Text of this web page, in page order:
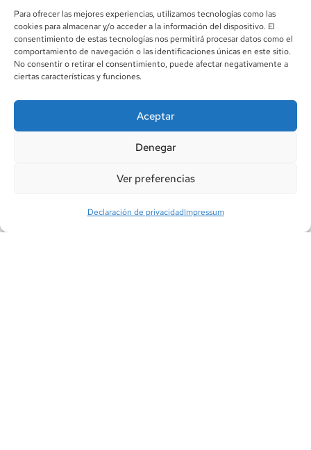
Para ofrecer las mejores experiencias, utilizamos tecnologías como las
cookies para almacenar y/o acceder a la información del dispositivo. El
consentimiento de estas tecnologías nos permitirá procesar datos como el
comportamiento de navegación o las identificaciones únicas en este sitio.
No consentir o retirar el consentimiento, puede afectar negativamente a
ciertas características y funciones.
Aceptar
Denegar
Ver preferencias
Declaración de privacidadImpressum
Cuando surge un problema técnico, la rapidez con la
que se soluciona es clave. EnEboracom , nos
enfocamos en ofrecer:
✅Respuestas inmediatas:Nuestro equipo local está
siempre disponible para atender tus necesidades.
✅ Técnicos especializados:Si necesitas asistencia
técnica, nuestros expertos acudirán rápidamente a tu
domicilio o negocio.
Olvídate de los interminables
atención humana y personalizada.